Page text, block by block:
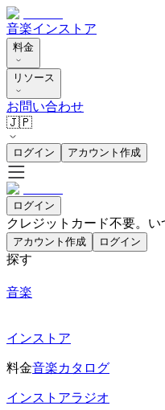
音楽インストア
料金
リソース
お問い合わせ
🇯🇵
ログイン アカウント作成
ログイン
クレジットカード不要。い
アカウント作成 ログイン
探す
音楽
インストア
料金音楽カタログ
インストアラジオ